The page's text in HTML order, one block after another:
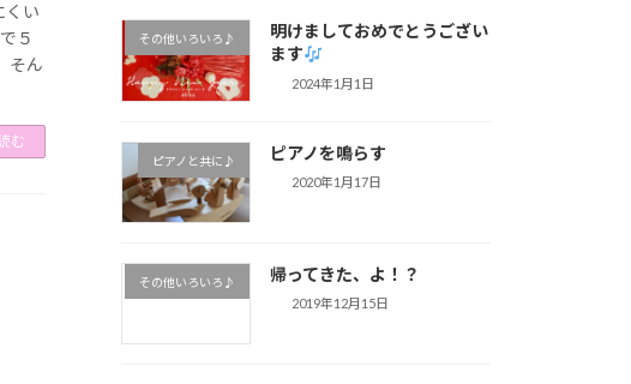
くい
５
そん
む
その他いろいろ♪
明けましておめでとうござい
ます
2024年1月1日
ピアノと共に♪ ピアノを鳴らす
2020年1月17日
その他いろいろ♪ 帰ってきた、よ！？
2019年12月15日